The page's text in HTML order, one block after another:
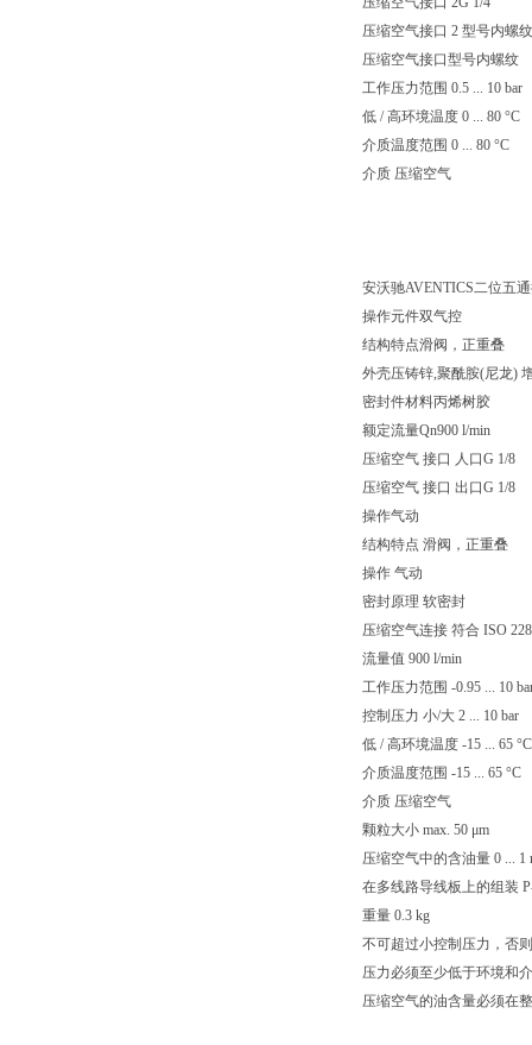
压缩空气接口 2 型号内螺纹
压缩空气接口型号内螺纹
工作压力范围 0.5 ... 10 bar
低 / 高环境温度 0 ... 80 °C
介质温度范围 0 ... 80 °C
介质 压缩空气
安沃驰AVENTICS二位五
操作元件双气控
结构特点滑阀，正重叠
外壳压铸锌,聚酰胺(尼龙)
密封件材料丙烯树胶
额定流量Qn900 l/min
压缩空气 接口 人口G 1/8
压缩空气 接口 出口G 1/8
操作气动
结构特点 滑阀，正重叠
操作 气动
密封原理 软密封
压缩空气连接 符合 ISO
流量值 900 l/min
工作压力范围 -0.95 ... 10
控制压力 小/大 2 ... 10 bar
低 / 高环境温度 -15 ... 65 °C
介质温度范围 -15 ... 65 °C
介质 压缩空气
颗粒大小 max. 50 μm
压缩空气中的含油量 0 ... 1
在多线路导线板上的组装
重量 0.3 kg
不可超过小控制压力，否
压力必须至少低于环境和
压缩空气的油含量必须在